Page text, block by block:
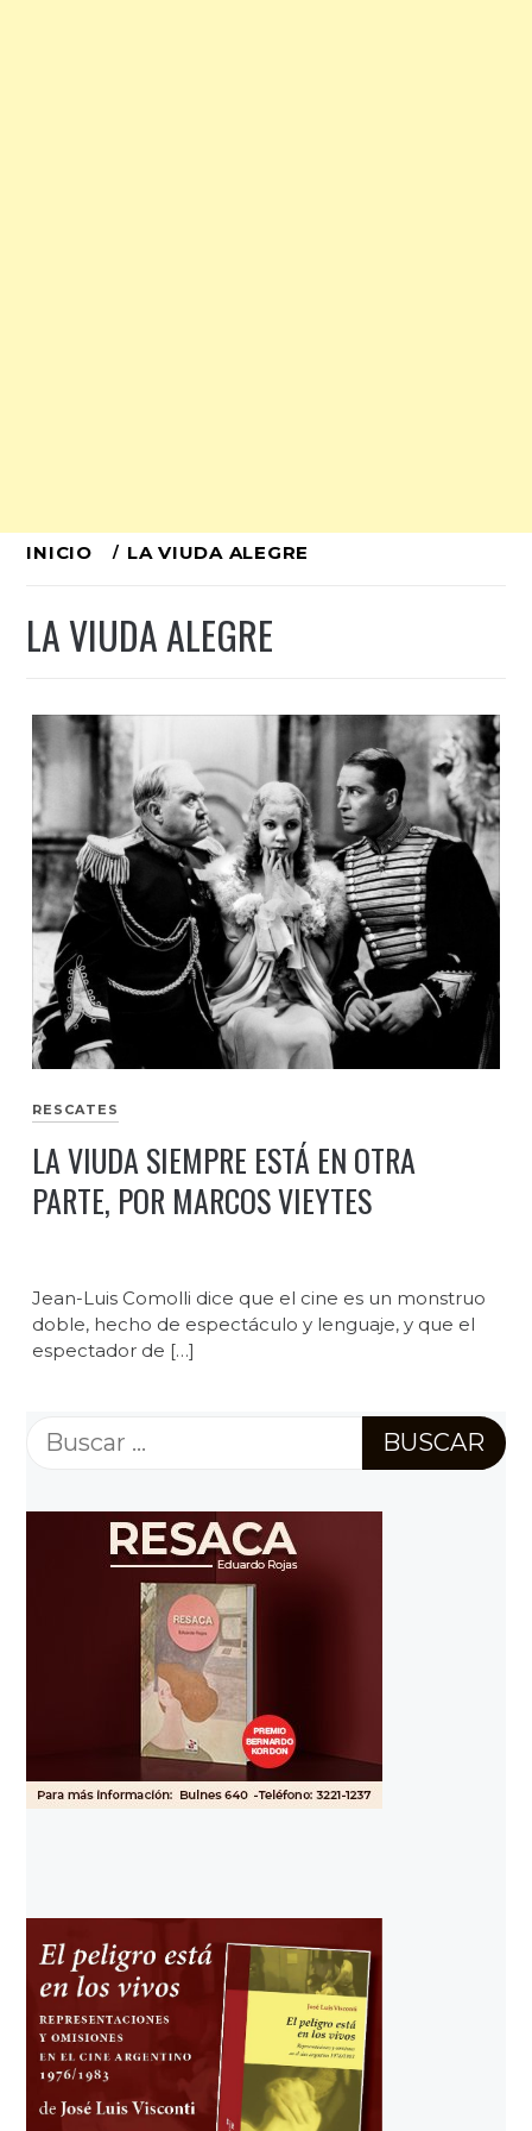
Ir
contenido
INICIO LA VIUDA ALEGRE
LA VIUDA ALEGRE
RESCATES
LA VIUDA SIEMPRE ESTÁ EN OTRA
PARTE, POR MARCOS VIEYTES
Jean-Luis Comolli dice que el cine es un monstruo
doble, hecho de espectáculo y lenguaje, y que el
espectador de […]
Buscar: